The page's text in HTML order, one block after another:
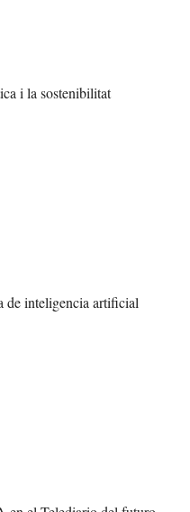
i la sostenibilitat
de inteligencia artificial